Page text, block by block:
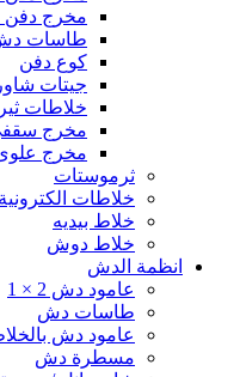
مخرج دفن
طاسات
كوع دفن
جيتات شاور
خلاطات
مخرج
مخرج
ثرموستات
خلاطات
خلاط بيديه
خلاط دوش
انظمة الدش
عامود دش 2 × 1
طاسات دش
عامود دش
مسطرة دش